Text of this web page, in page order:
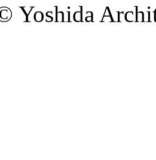
Yoshida